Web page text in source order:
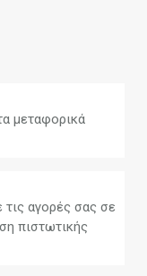
μεταφορικά
αγορές σας σε
πιστωτικής